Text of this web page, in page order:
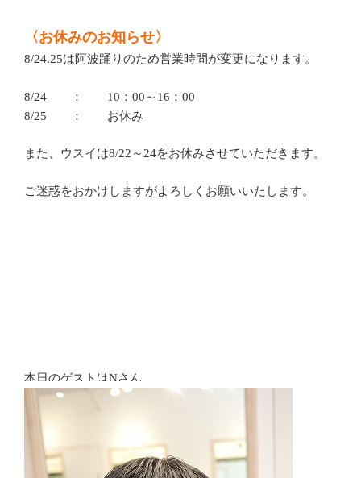
〈お休みのお知らせ〉
8/24.25は阿波踊りのため営業時間が変更になります。
8/24 ： 10：00～16：00
8/25 ： お休み
また、ウスイは8/22～24をお休みさせていただきます。
ご迷惑をおかけしますがよろしくお願いいたします。
本日のゲストはNさん